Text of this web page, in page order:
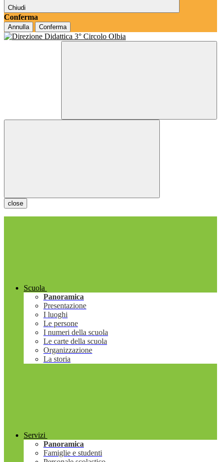
Chiudi
Conferma
Annulla Conferma
close
Scuola
Panoramica
Presentazione
I luoghi
Le persone
I numeri della scuola
Le carte della scuola
Organizzazione
La storia
Servizi
Panoramica
Famiglie e studenti